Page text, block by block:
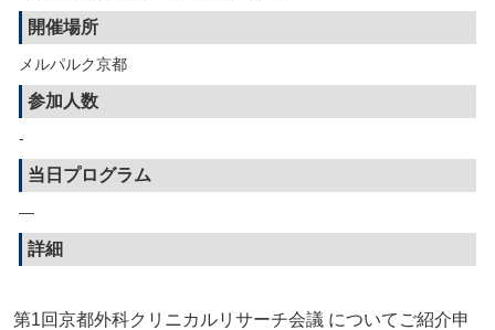
開催場所
メルパルク京都
参加人数
-
当日プログラム
—
詳細
第1回京都外科クリニカルリサーチ会議 についてご紹介申